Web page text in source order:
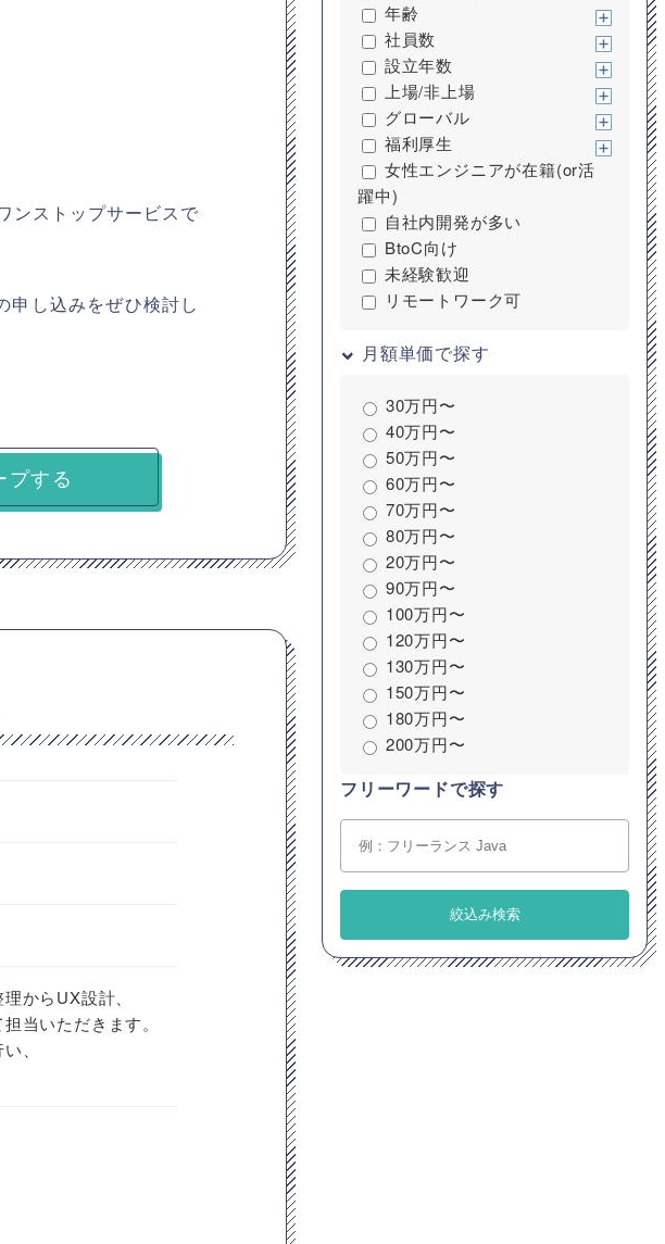
ンストップサービスで
申し込みをぜひ検討し
プする
からUX設計、
当いただきます。
、
年齢
社員数
設立年数
上場/非上場
グローバル
福利厚生
女性エンジニアが在籍(or活
躍中)
自社内開発が多い
BtoC向け
未経験歓迎
リモートワーク可
月額単価で探す
30万円〜
40万円〜
50万円〜
60万円〜
70万円〜
80万円〜
20万円〜
90万円〜
100万円〜
120万円〜
130万円〜
150万円〜
180万円〜
200万円〜
フリーワードで探す